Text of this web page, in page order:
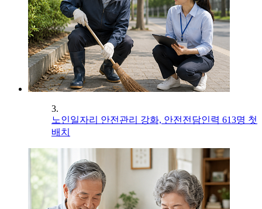
3.
노인일자리 안전관리 강화, 안전전담인력 613명 첫
배치